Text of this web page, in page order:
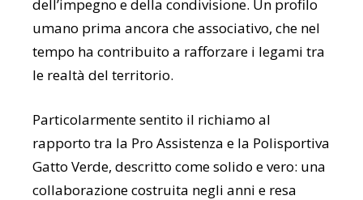
dell’impegno e della condivisione. Un profilo
umano prima ancora che associativo, che nel
tempo ha contribuito a rafforzare i legami tra
le realtà del territorio.
Particolarmente sentito il richiamo al
rapporto tra la Pro Assistenza e la Polisportiva
Gatto Verde, descritto come solido e vero: una
collaborazione costruita negli anni e resa